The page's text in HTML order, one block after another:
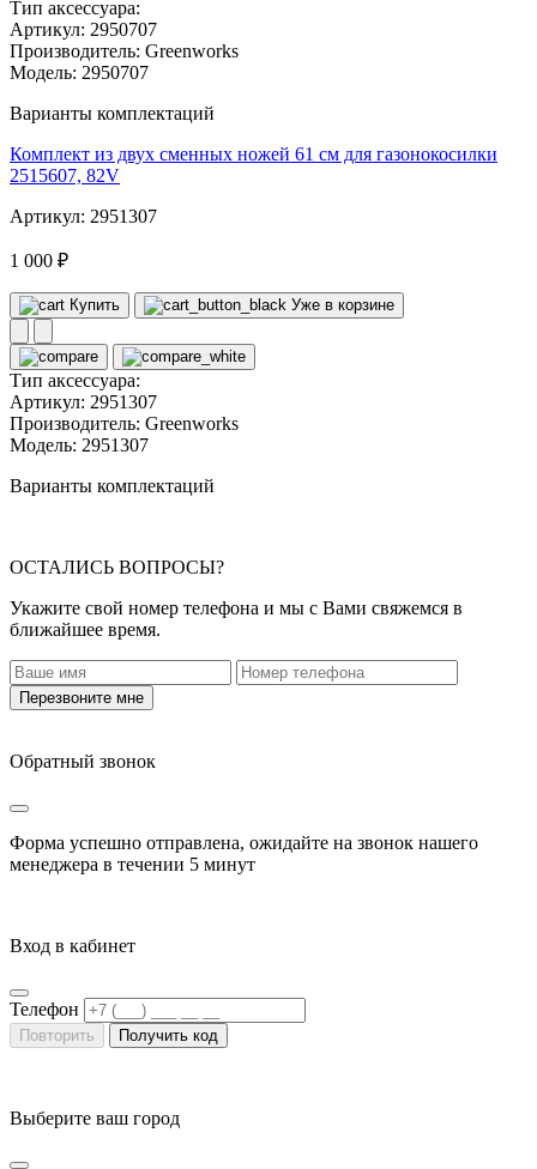
Тип аксессуара:
Артикул: 2950707
Производитель: Greenworks
Модель: 2950707
Варианты комплектаций
Комплект из двух сменных ножей 61 см для газонокосилки
2515607, 82V
Артикул: 2951307
1 000 ₽
Купить Уже в корзине
Тип аксессуара:
Артикул: 2951307
Производитель: Greenworks
Модель: 2951307
Варианты комплектаций
ОСТАЛИСЬ ВОПРОСЫ?
Укажите свой номер телефона и мы с Вами свяжемся в
ближайшее время.
Перезвоните мне
Обратный звонок
Форма успешно отправлена, ожидайте на звонок нашего
менеджера в течении 5 минут
Вход в кабинет
Телефон
Повторить Получить код
Выберите ваш город